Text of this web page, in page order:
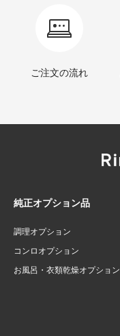
ご注文の流れ
純正オプション品
調理オプション
コンロオプション
お風呂・衣類乾燥オプション